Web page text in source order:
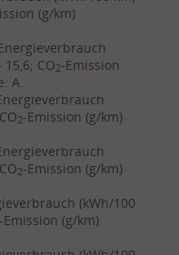
(g/km)
CO2-Emission
A.
2-Emission (g/km)
2-Emission (g/km)
(kWh/100
-Emission (g/km)